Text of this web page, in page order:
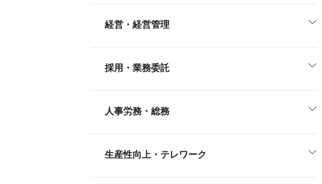
経営・経営管理
採用・業務委託
人事労務・総務
生産性向上・テレワーク